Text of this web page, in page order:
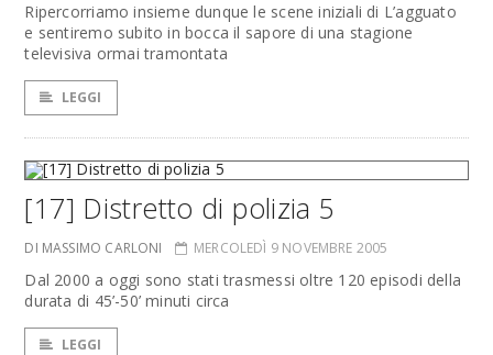
Ripercorriamo insieme dunque le scene iniziali di L’agguato
e sentiremo subito in bocca il sapore di una stagione
televisiva ormai tramontata
LEGGI
[17] Distretto di polizia 5
DI MASSIMO CARLONI MERCOLEDÌ 9 NOVEMBRE 2005
Dal 2000 a oggi sono stati trasmessi oltre 120 episodi della
durata di 45’-50’ minuti circa
LEGGI